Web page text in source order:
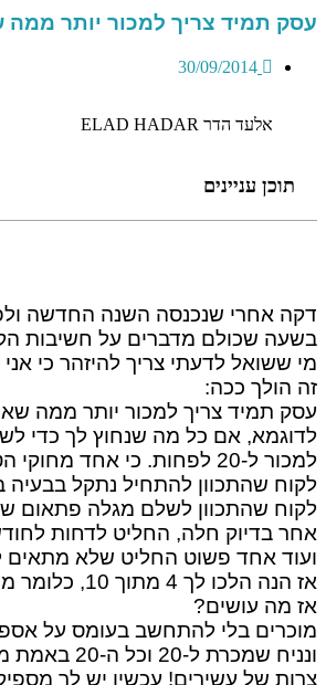
עסק תמיד צריך למכור יותר
30/09/2014
אלעד הדר ELAD HADAR
תוכן עניינים
דקה אחרי שנכנסה השנה החדשה
בשעה שכולם מדברים על חשיבות
מי ששואל לדעתי צריך להיזהר כי
זה הולך ככה:
עסק תמיד צריך למכור יותר ממה
למכור ל-20 לפחות. כי אחד מחוקי הטבע הבסיסיים ביותר הוא שתמיד קיים בזבוז.
לקוח שהתכוון להתחיל נתקל בבעיה
לקוח שהתכוון לשלם מגלה פתאום
אחר בדיוק חלה, החליט לדחות
ועוד אחד פשוט החליט שלא מתאים
אז הנה הלכו לך 4 מתוך 10, כלומר מכרת למעשה ל-6 בלבד והעסק שלך לא יהיה רווחי כמו שתכננת.
אז מה עושים?
מוכרים בלי להתחשב בעומס על
ונניח שמכרת ל-20 וכל ה-20 באמת מתייצבים לקבל שירות?
צרות של עשירים! עכשיו יש לך